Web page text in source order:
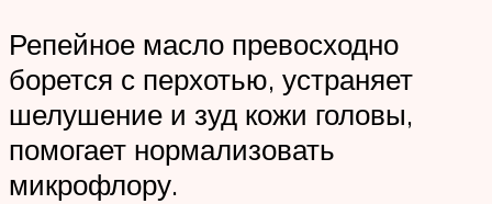
Репейное масло превосходно
борется с перхотью, устраняет
шелушение и зуд кожи головы,
помогает нормализовать
микрофлору.